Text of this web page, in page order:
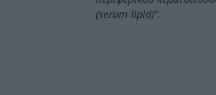
(serum lipid)”.